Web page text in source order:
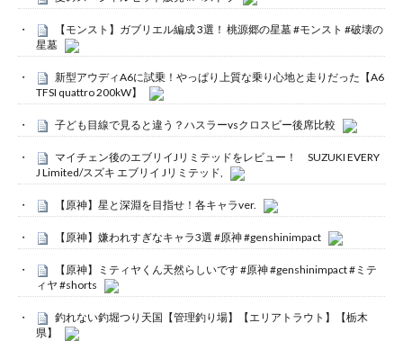
【モンスト】ガブリエル編成 3選！ 桃源郷の星墓 #モンスト #破壊の
星墓
新型アウディA6に試乗！やっぱり上質な乗り心地と走りだった【A6
TFSI quattro 200kW】
子ども目線で見ると違う？ハスラーvsクロスビー後席比較
マイチェン後のエブリイJリミテッドをレビュー！ SUZUKI EVERY
J Limited/スズキ エブリイ Jリミテッド,
【原神】星と深淵を目指せ！各キャラver.
【原神】嫌われすぎなキャラ3選 #原神 #genshinimpact
【原神】ミティヤくん天然らしいです #原神 #genshinimpact #ミテ
ィヤ #shorts
釣れない釣堀つり天国【管理釣り場】【エリアトラウト】【栃木
県】